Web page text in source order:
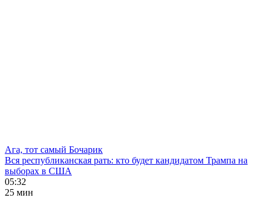
Ага, тот самый Бочарик
Вся республиканская рать: кто будет кандидатом Трампа на
выборах в США
05:32
25 мин